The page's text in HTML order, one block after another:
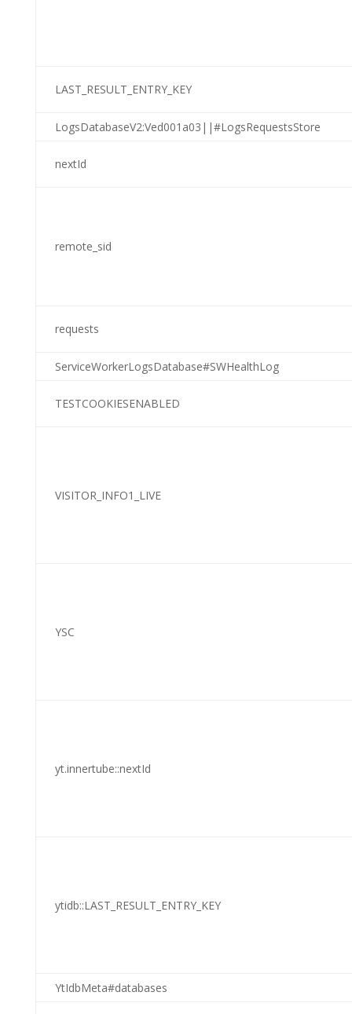
LAST_RESULT_ENTRY_KEY
LogsDatabaseV2:Ved001a03||#LogsRequestsStore
nextId
remote_sid
requests
ServiceWorkerLogsDatabase#SWHealthLog
TESTCOOKIESENABLED
VISITOR_INFO1_LIVE
YSC
yt.innertube::nextId
ytidb::LAST_RESULT_ENTRY_KEY
YtIdbMeta#databases